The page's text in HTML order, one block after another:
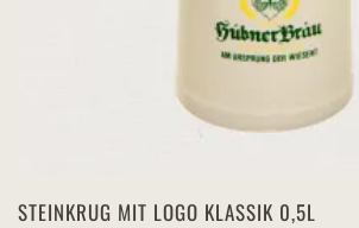
STEINKRUG MIT LOGO KLASSIK 0,5L